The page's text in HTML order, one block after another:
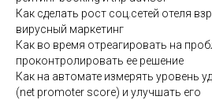
Как сделать рост соц.сетей отеля
вирусный маркетинг
Как во время отреагировать на
проконтролировать ее решение
Как на автомате измерять уровень
(net promoter score) и улучшать его